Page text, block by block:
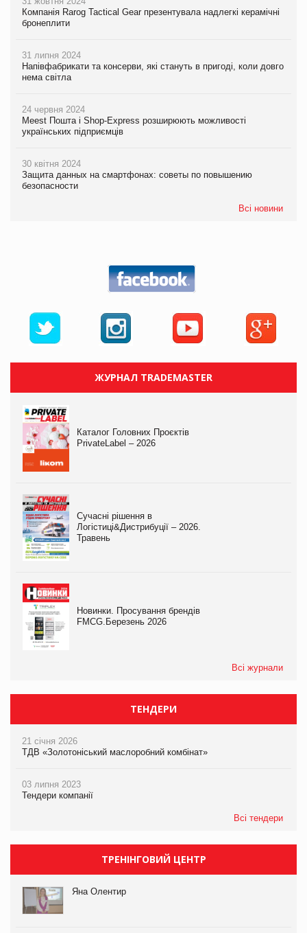
Компанія Rarog Tactical Gear презентувала надлегкі керамічні
бронеплити
31 липня 2024
Напівфабрикати та консерви, які стануть в пригоді, коли довго
нема світла
24 червня 2024
Meest Пошта і Shop-Express розширюють можливості
українських підприємців
30 квітня 2024
Защита данных на смартфонах: советы по повышению
безопасности
Всі новини
ЖУРНАЛ TRADEMASTER
Каталог Головних Проєктів
PrivateLabel – 2026
Сучасні рішення в
Логістиці&Дистрибуції – 2026.
Травень
Новинки. Просування брендів
FMCG.Березень 2026
Всі журнали
ТЕНДЕРИ
21 січня 2026
ТДВ «Золотоніський маслоробний комбінат»
03 липня 2023
Тендери компанії
Всі тендери
ТРЕНІНГОВИЙ ЦЕНТР
Яна Олентир